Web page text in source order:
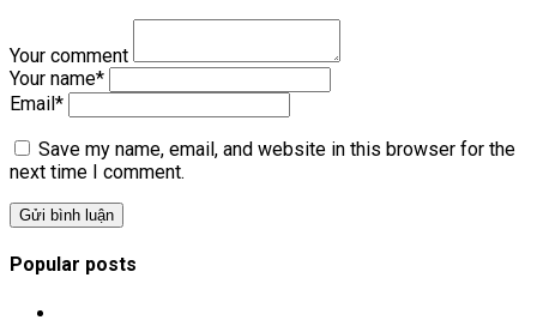
Your comment
Your name*
Email*
Save my name, email, and website in this browser for the
next time I comment.
Popular posts